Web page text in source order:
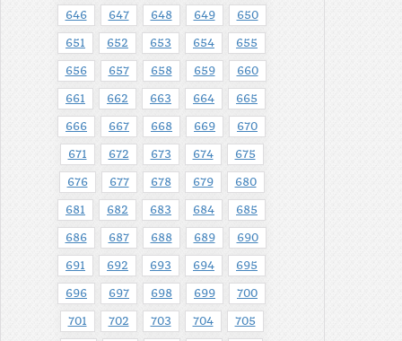
646 647 648 649 650
651 652 653 654 655
656 657 658 659 660
661 662 663 664 665
666 667 668 669 670
671 672 673 674 675
676 677 678 679 680
681 682 683 684 685
686 687 688 689 690
691 692 693 694 695
696 697 698 699 700
701 702 703 704 705